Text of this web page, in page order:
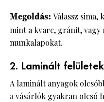
Megoldás: Válassz
mint a kvarc, gránit, vagy
munkalapokat.
2. Laminált
A laminált anyagok
a vásárlók gyakran olcsó